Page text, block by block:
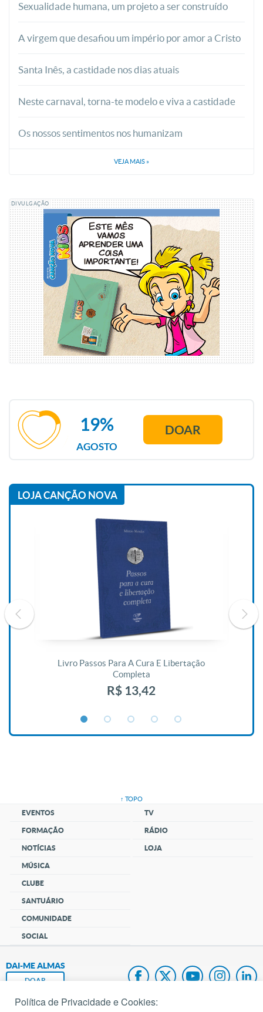
Sexualidade humana, um projeto a ser construído
A virgem que desafiou um império por amor a Cristo
Santa Inês, a castidade nos dias atuais
Neste carnaval, torna-te modelo e viva a castidade
Os nossos sentimentos nos humanizam
VEJA MAIS »
DIVULGAÇÃO
AGOSTO
19% DOAR
LOJA CANÇÃO NOVA
Livro Passos Para A Cura E Libertação
Completa
R$ 13,42
↑ TOPO
EVENTOS
FORMAÇÃO
NOTÍCIAS
MÚSICA
CLUBE
SANTUÁRIO
COMUNIDADE
SOCIAL
TV
RÁDIO
LOJA
DAI-ME ALMAS
DOAR
Fundação João Paulo II
Política de Privacidade e Cookies: